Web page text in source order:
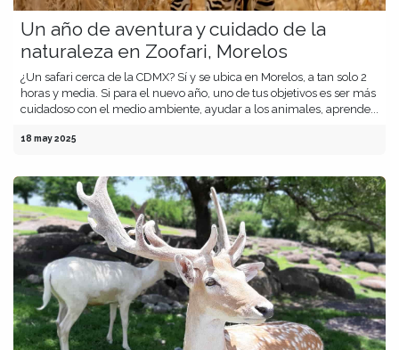
Un año de aventura y cuidado de la
naturaleza en Zoofari, Morelos
¿Un safari cerca de la CDMX? Sí y se ubica en Morelos, a tan solo 2
horas y media. Si para el nuevo año, uno de tus objetivos es ser más
cuidadoso con el medio ambiente, ayudar a los animales, aprende...
18 may 2025